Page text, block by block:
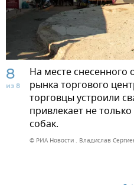
8
из 8
На месте снесенного
рынка торгового
торговцы устроили
привлекает не
собак.
© РИА Новости . Владислав